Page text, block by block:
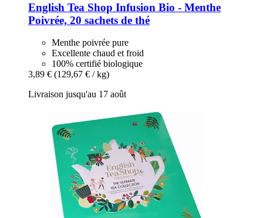
English Tea Shop Infusion Bio -​ Menthe
Poivrée, 20 sachets de thé
Menthe poivrée pure
Excellente chaud et froid
100% certifié biologique
3,89 € (129,67 € / kg)
Livraison jusqu'au 17 août